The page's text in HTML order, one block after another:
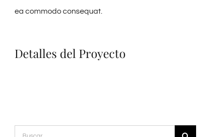
ea commodo consequat.
Detalles del Proyecto
Buscar: